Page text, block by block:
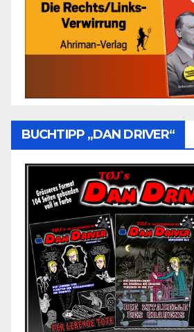
BUCHTIPP „DAN DRIVER“